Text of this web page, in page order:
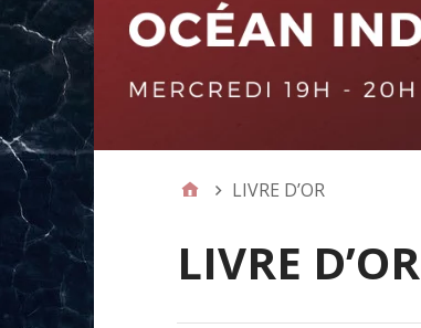
LIVRE D’OR
LIVRE D’OR